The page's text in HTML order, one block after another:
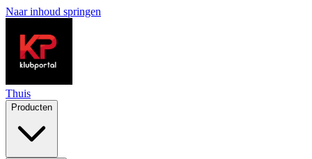
Naar inhoud springen
Thuis
Producten